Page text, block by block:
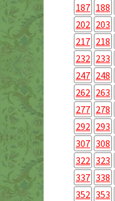
187 188
202 203
217 218
232 233
247 248
262 263
277 278
292 293
307 308
322 323
337 338
352 353